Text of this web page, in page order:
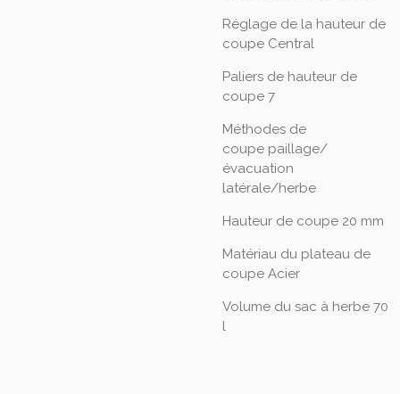
Réglage de la hauteur de
coupe Central
Paliers de hauteur de
coupe 7
Méthodes de
coupe paillage/
évacuation
latérale/herbe
Hauteur de coupe 20 mm
Matériau du plateau de
coupe Acier
Volume du sac à herbe 70
l